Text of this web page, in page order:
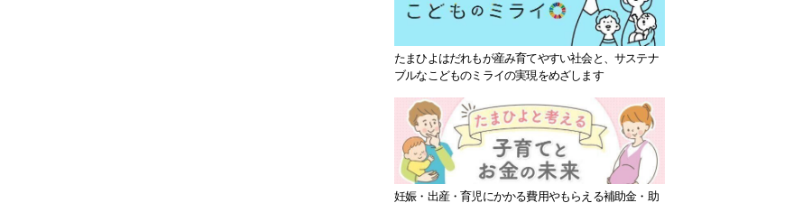
たまひよはだれもが産み育てやすい社会と、サステナ
ブルなこどものミライの実現をめざします
妊娠・出産・育児にかかる費用やもらえる補助金・助